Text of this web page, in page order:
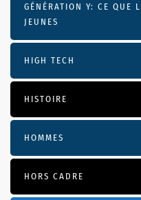
GÉNÉRATION Y: CE QUE
JEUNES
HIGH TECH
HISTOIRE
HOMMES
HORS CADRE